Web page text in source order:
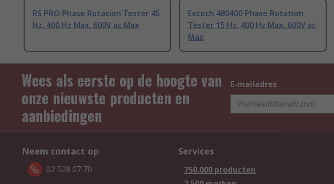
RS PRO Phase Rotation Tester 45
Hz, 400 Hz Max, 600V ac Max
Extech 480400 Phase Rotation
Tester 15 Hz, 400 Hz Max, 600V ac
Max
Wees als eerste op de hoogte van
onze nieuwste producten en
aanbiedingen
E-mailadres
Neem contact op
02 528 07 70
Services
750.000 producten